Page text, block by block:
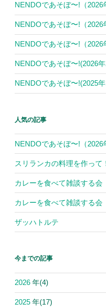
NENDOであそぼ〜!（2026
NENDOであそぼ〜!（2026
NENDOであそぼ〜!（2026
NENDOであそぼ〜!(2026
NENDOであそぼ〜!(2025
人気の記事
NENDOであそぼ〜!（2026
スリランカの料理を作って
カレーを食べて雑談する会
カレーを食べて雑談する会
ザッハトルテ
今までの記事
2026 年(4)
2025 年(17)